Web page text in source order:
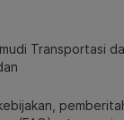
Transportasi